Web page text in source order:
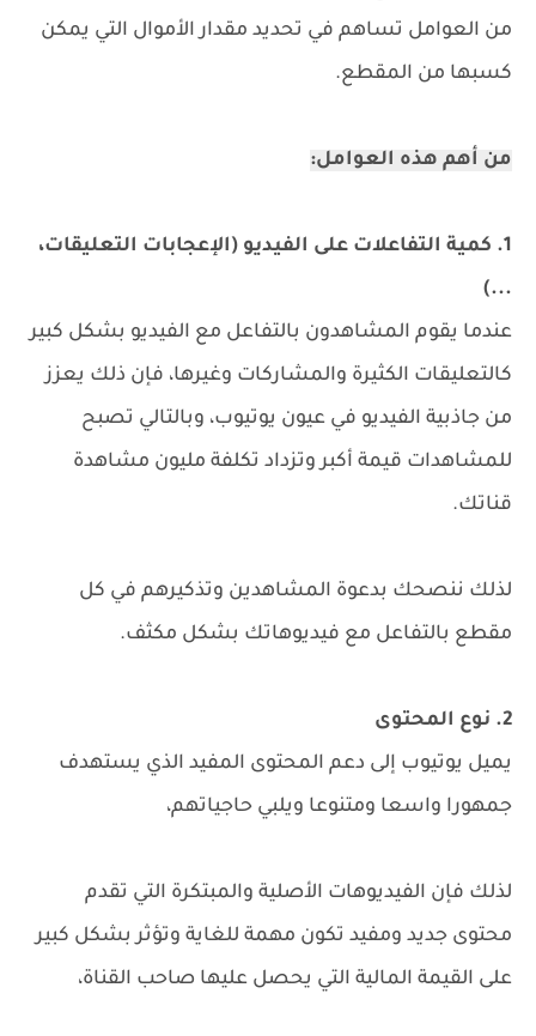
من العوامل تساهم في تحديد مقدار الأموال التي يمكن
كسبها من المقطع.
من أهم هذه العوامل:
1. كمية التفاعلات على الفيديو (الإعجابات التعليقات،
...)
عندما يقوم المشاهدون بالتفاعل مع الفيديو بشكل كبير
كالتعليقات الكثيرة والمشاركات وغيرها، فإن ذلك يعزز
من جاذبية الفيديو في عيون يوتيوب، وبالتالي تصبح
للمشاهدات قيمة أكبر وتزداد تكلفة مليون مشاهدة
قناتك.
لذلك ننصحك بدعوة المشاهدين وتذكيرهم في كل
مقطع بالتفاعل مع فيديوهاتك بشكل مكثف.
2. نوع المحتوى
يميل يوتيوب إلى دعم المحتوى المفيد الذي يستهدف
جمهورا واسعا ومتنوعا ويلبي حاجياتهم،
لذلك فإن الفيديوهات الأصلية والمبتكرة التي تقدم
محتوى جديد ومفيد تكون مهمة للغاية وتؤثر بشكل كبير
على القيمة المالية التي يحصل عليها صاحب القناة،